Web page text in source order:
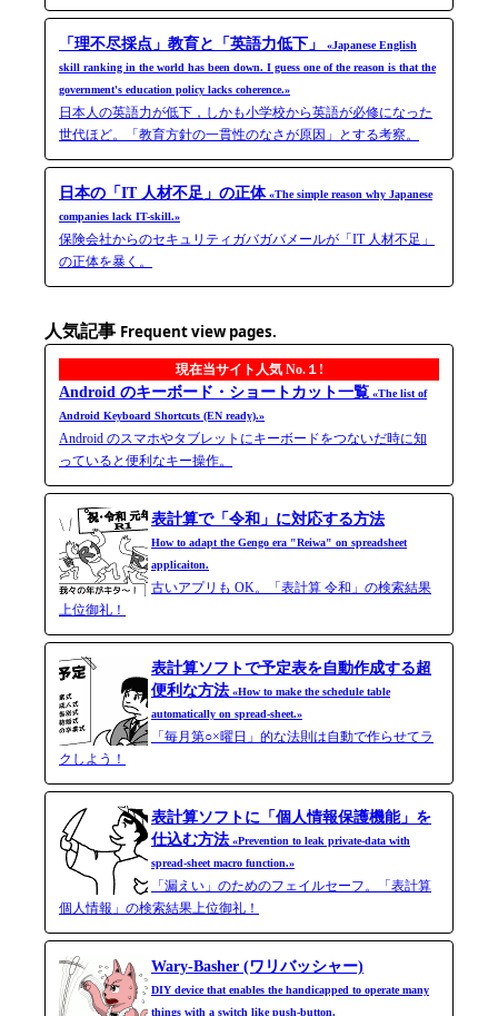
「理不尽採点」教育と「英語力低下」
«Japanese English
skill ranking in the world has been down. I guess one of the reason is that the
government's education policy lacks coherence.»
日本人の英語力が低下，しかも小学校から英語が必修になった
世代ほど。「教育方針の一貫性のなさが原因」とする考察。
日本の「IT 人材不足」の正体«The simple reason why Japanese
companies lack IT-skill.»
保険会社からのセキュリティガバガバメールが「IT 人材不足」
の正体を暴く。
人気記事 Frequent view pages.
現在当サイト人気 No.１!
Android のキーボード・ショートカット一覧 «The list of
Android Keyboard Shortcuts (EN ready).»
Android のスマホやタブレットにキーボードをつないだ時に知
っていると便利なキー操作。
表計算で「令和」に対応する方法
How to adapt the Gengo era "Reiwa" on spreadsheet
applicaiton.
古いアプリも OK。「表計算 令和」の検索結果
上位御礼！
表計算ソフトで予定表を自動作成する超
便利な方法«How to make the schedule table
automatically on spread-sheet.»
「毎月第○×曜日」的な法則は自動で作らせてラ
クしよう！
表計算ソフトに「個人情報保護機能」を
仕込む方法«Prevention to leak private-data with
spread-​sheet macro function.»
「漏えい」のためのフェイルセーフ。「表計算
個人情報」の検索結果上位御礼！
Wary-Basher (ワリバッシャー)
DIY device that enables the handicapped to operate many
things with a switch like push-button.